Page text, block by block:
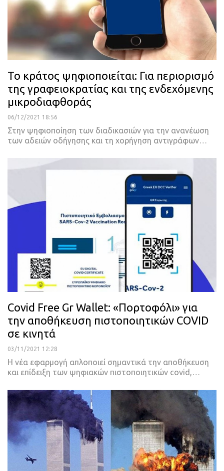
Το κράτος ψηφιοποιείται: Για περιορισμό
της γραφειοκρατίας και της ενδεχόμενης
μικροδιαφθοράς
06/12/2021 18:56
Στην ψηφιοποίηση των διαδικασιών για την ανανέωση
των αδειών οδήγησης και τη χορήγηση αντιγράφων
Covid Free Gr Wallet: «Πορτοφόλι» για
την αποθήκευση πιστοποιητικών COVID
σε κινητά
03/11/2021 12:28
Η νέα εφαρμογή απλοποιεί σημαντικά την αποθήκευση
και επίδειξη των ψηφιακών πιστοποιητικών covid,…